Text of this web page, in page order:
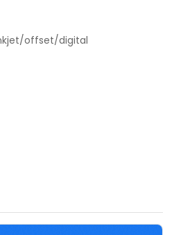
offset/digital